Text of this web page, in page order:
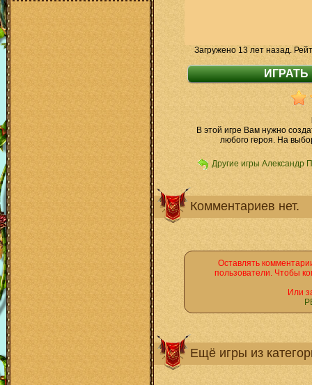
Загружено 13 лет назад.
В этой игре Вам нужно
любого героя. На
Другие игры Александр
Комментариев нет.
Оставлять
пользователи. Чтобы
Или
Ещё игры из